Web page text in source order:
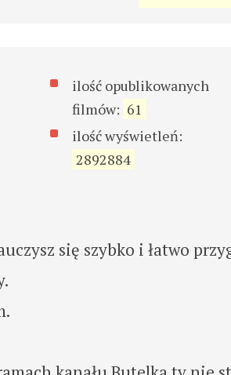
ilość opublikowanych
filmów: 61
ilość wyświetleń:
2892884
się szybko i łatwo